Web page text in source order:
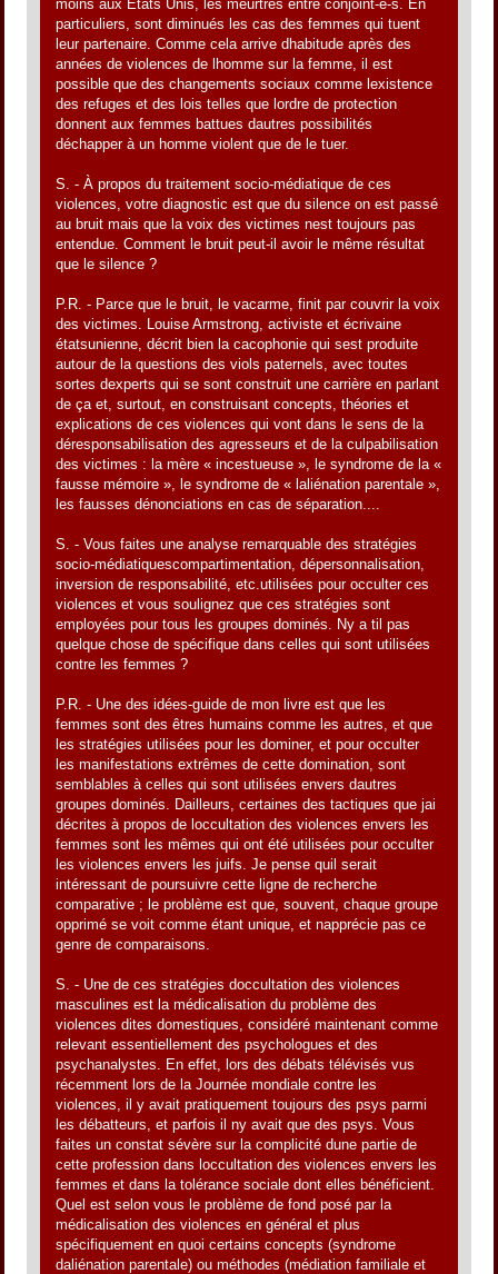
moins aux Etats Unis, les meurtres entre conjoint-e-s. En
particuliers, sont diminués les cas des femmes qui tuent
leur partenaire. Comme cela arrive dhabitude après des
années de violences de lhomme sur la femme, il est
possible que des changements sociaux comme lexistence
des refuges et des lois telles que lordre de protection
donnent aux femmes battues dautres possibilités
déchapper à un homme violent que de le tuer.
S. - À propos du traitement socio-médiatique de ces
violences, votre diagnostic est que du silence on est passé
au bruit mais que la voix des victimes nest toujours pas
entendue. Comment le bruit peut-il avoir le même résultat
que le silence ?
P.R. - Parce que le bruit, le vacarme, finit par couvrir la voix
des victimes. Louise Armstrong, activiste et écrivaine
étatsunienne, décrit bien la cacophonie qui sest produite
autour de la questions des viols paternels, avec toutes
sortes dexperts qui se sont construit une carrière en parlant
de ça et, surtout, en construisant concepts, théories et
explications de ces violences qui vont dans le sens de la
déresponsabilisation des agresseurs et de la culpabilisation
des victimes : la mère « incestueuse », le syndrome de la «
fausse mémoire », le syndrome de « laliénation parentale »,
les fausses dénonciations en cas de séparation....
S. - Vous faites une analyse remarquable des stratégies
socio-médiatiquescompartimentation, dépersonnalisation,
inversion de responsabilité, etc.utilisées pour occulter ces
violences et vous soulignez que ces stratégies sont
employées pour tous les groupes dominés. Ny a til pas
quelque chose de spécifique dans celles qui sont utilisées
contre les femmes ?
P.R. - Une des idées-guide de mon livre est que les
femmes sont des êtres humains comme les autres, et que
les stratégies utilisées pour les dominer, et pour occulter
les manifestations extrêmes de cette domination, sont
semblables à celles qui sont utilisées envers dautres
groupes dominés. Dailleurs, certaines des tactiques que jai
décrites à propos de loccultation des violences envers les
femmes sont les mêmes qui ont été utilisées pour occulter
les violences envers les juifs. Je pense quil serait
intéressant de poursuivre cette ligne de recherche
comparative ; le problème est que, souvent, chaque groupe
opprimé se voit comme étant unique, et napprécie pas ce
genre de comparaisons.
S. - Une de ces stratégies doccultation des violences
masculines est la médicalisation du problème des
violences dites domestiques, considéré maintenant comme
relevant essentiellement des psychologues et des
psychanalystes. En effet, lors des débats télévisés vus
récemment lors de la Journée mondiale contre les
violences, il y avait pratiquement toujours des psys parmi
les débatteurs, et parfois il ny avait que des psys. Vous
faites un constat sévère sur la complicité dune partie de
cette profession dans loccultation des violences envers les
femmes et dans la tolérance sociale dont elles bénéficient.
Quel est selon vous le problème de fond posé par la
médicalisation des violences en général et plus
spécifiquement en quoi certains concepts (syndrome
daliénation parentale) ou méthodes (médiation familiale et